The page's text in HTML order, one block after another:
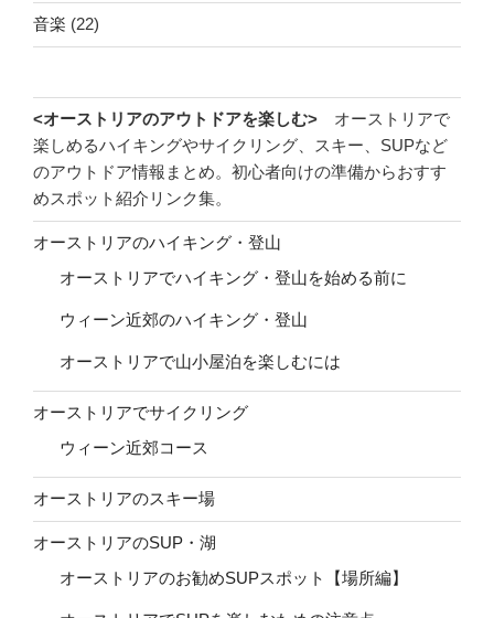
音楽 (22)
<オーストリアのアウトドアを楽しむ> オーストリアで
楽しめるハイキングやサイクリング、スキー、SUPなど
のアウトドア情報まとめ。初心者向けの準備からおすす
めスポット紹介リンク集。
オーストリアのハイキング・登山
オーストリアでハイキング・登山を始める前に
ウィーン近郊のハイキング・登山
オーストリアで山小屋泊を楽しむには
オーストリアでサイクリング
ウィーン近郊コース
オーストリアのスキー場
オーストリアのSUP・湖
オーストリアのお勧めSUPスポット【場所編】